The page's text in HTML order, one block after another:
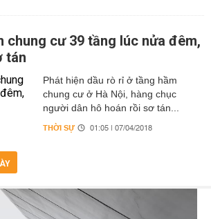
chung cư 39 tầng lúc nửa đêm,
tán
Phát hiện dầu rò rỉ ở tầng hầm
chung cư ở Hà Nội, hàng chục
người dân hô hoán rồi sơ tán...
THỜI SỰ 01:05 | 07/04/2018